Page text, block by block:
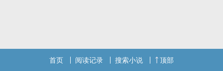
首页 阅读记录 搜索小说 顶部